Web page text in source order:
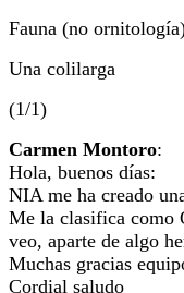
Fauna (no
Una colilarga
(1/1)
Carmen Montoro:
Hola, buenos días:
NIA me ha creado
Me la clasifica como
veo, aparte de algo
Muchas gracias
Cordial saludo